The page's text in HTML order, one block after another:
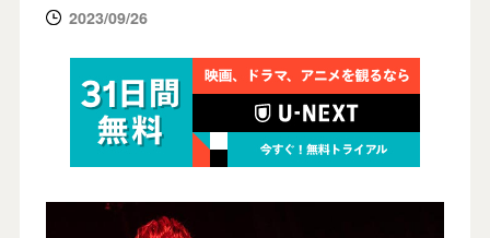
2023/09/26